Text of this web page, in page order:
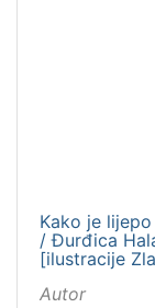
Kako je
/ Đurđica
[ilustracije
Autor